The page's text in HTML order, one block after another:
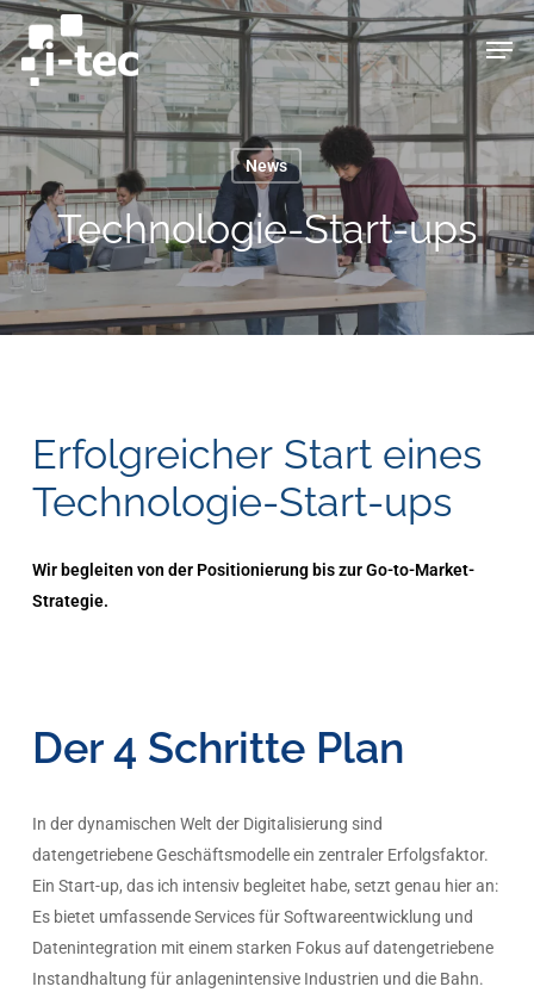
Skip
to
main
content
News
Technologie-Start-ups
Erfolgreicher Start eines
Technologie-Start-ups
Wir begleiten von der Positionierung bis zur Go-to-Market-
Strategie.
Der 4 Schritte Plan
In der dynamischen Welt der Digitalisierung sind
datengetriebene Geschäftsmodelle ein zentraler Erfolgsfaktor.
Ein Start-up, das ich intensiv begleitet habe, setzt genau hier an:
Es bietet umfassende Services für Softwareentwicklung und
Datenintegration mit einem starken Fokus auf datengetriebene
Instandhaltung für anlagenintensive Industrien und die Bahn.